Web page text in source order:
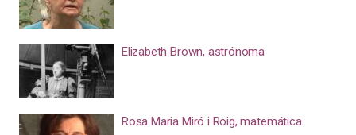
Elizabeth Brown, astrónoma
Rosa Maria Miró i Roig, matemática